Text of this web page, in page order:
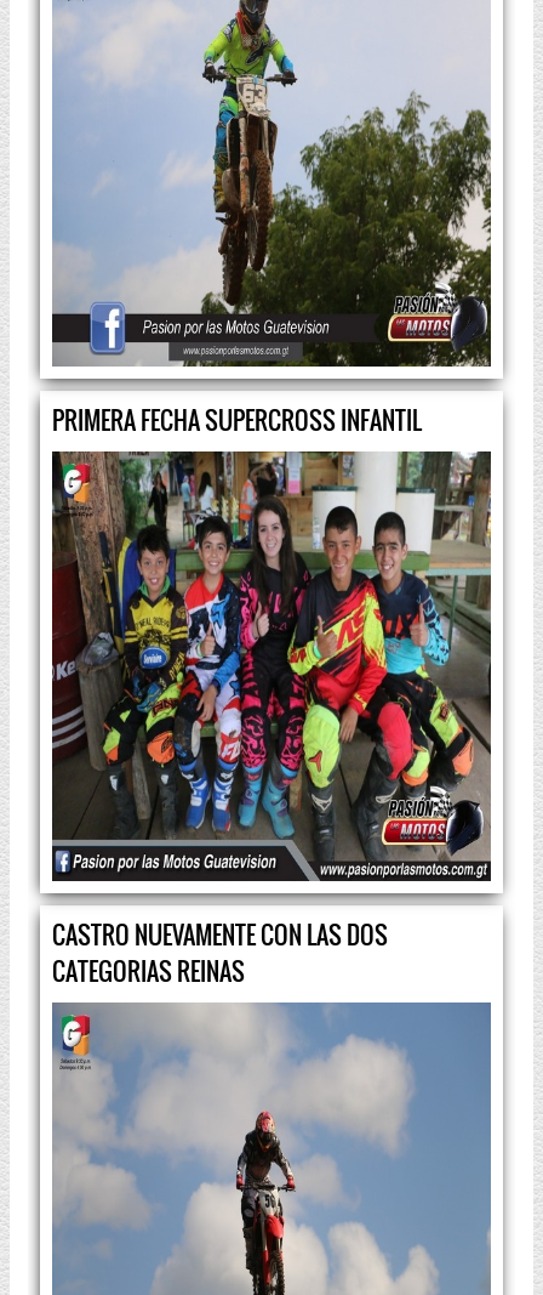
PRIMERA FECHA SUPERCROSS INFANTIL
CASTRO NUEVAMENTE CON LAS DOS
CATEGORIAS REINAS